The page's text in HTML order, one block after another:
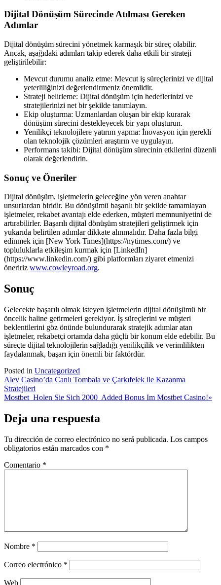
Dijital Dönüşüm Sürecinde Atılması Gereken
Adımlar
Dijital dönüşüm sürecini yönetmek karmaşık bir süreç olabilir.
Ancak, aşağıdaki adımları takip ederek daha etkili bir strateji
geliştirilebilir:
Mevcut durumu analiz etme: Mevcut iş süreçlerinizi ve dijital
yeterliliğinizi değerlendirmeniz önemlidir.
Strateji belirleme: Dijital dönüşüm için hedeflerinizi ve
stratejilerinizi net bir şekilde tanımlayın.
Ekip oluşturma: Uzmanlardan oluşan bir ekip kurarak
dönüşüm sürecini destekleyecek bir yapı oluşturun.
Yenilikçi teknolojilere yatırım yapma: İnovasyon için gerekli
olan teknolojik çözümleri araştırın ve uygulayın.
Performans takibi: Dijital dönüşüm sürecinin etkilerini düzenli
olarak değerlendirin.
Sonuç ve Öneriler
Dijital dönüşüm, işletmelerin geleceğine yön veren anahtar
unsurlardan biridir. Bu dönüşümü başarılı bir şekilde tamamlayan
işletmeler, rekabet avantajı elde ederken, müşteri memnuniyetini de
artırabilirler. Başarılı dijital dönüşüm stratejileri geliştirmek için
yukarıda belirtilen adımlar dikkate alınmalıdır. Daha fazla bilgi
edinmek için [New York Times](https://nytimes.com/) ve
topluluklarla etkileşim kurmak için [LinkedIn]
(https://www.linkedin.com/) gibi platformları ziyaret etmenizi
öneririz www.cowleyroad.org.
Sonuç
Gelecekte başarılı olmak isteyen işletmelerin dijital dönüşümü bir
öncelik haline getirmeleri gerekiyor. İş süreçlerini ve müşteri
beklentilerini göz önünde bulundurarak stratejik adımlar atan
işletmeler, rekabetçi ortamda daha güçlü bir konum elde edebilir. Bu
süreçte dijital teknolojilerin sağladığı yenilikçilik ve verimlilikten
faydalanmak, başarı için önemli bir faktördür.
Posted in Uncategorized
Navegación
de
Alev Casino’da Canlı Tombala ve Çarkıfelek ile Kazanma
Stratejileri
Mostbet ️ Holen Sie Sich 2000 Added Bonus Im Mostbet Casino!»
Deja una respuesta
Tu dirección de correo electrónico no será publicada. Los campos
obligatorios están marcados con *
Comentario *
Nombre *
Correo electrónico *
Web